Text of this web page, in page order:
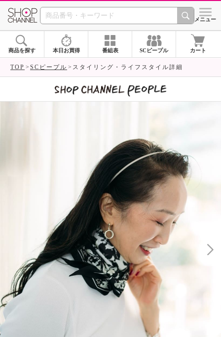
SHOP CHANNEL シメニュー
商品を探す 本日お買得 番組表 SCピープル カート
TOP SCピープル スタイリング・ライフスタイル詳細